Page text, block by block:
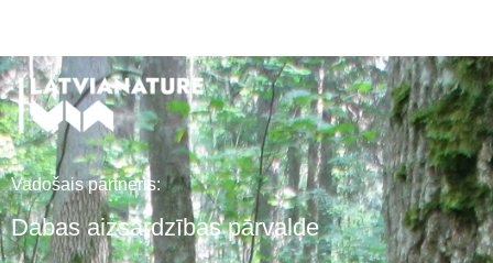
Vadošais partneris:
Dabas aizsardzības pārvalde